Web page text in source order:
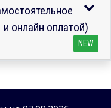
онлайн оплатой)
NEW